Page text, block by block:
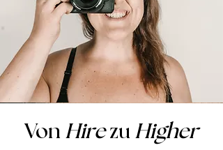
Von Hirezu Higher